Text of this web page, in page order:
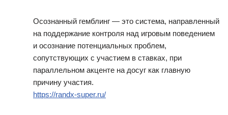
Осознанный гемблинг — это система, направленный
на поддержание контроля над игровым поведением
и осознание потенциальных проблем,
сопутствующих с участием в ставках, при
параллельном акценте на досуг как главную
причину участия.
https://randx-super.ru/